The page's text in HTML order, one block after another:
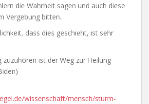
die Wahrheit sagen und auch diese
Vergebung bitten.
dass dies geschieht, ist sehr
zuzuhören ist der Weg zur Heilung
wissenschaft/mensch/sturm-